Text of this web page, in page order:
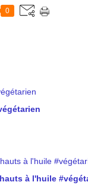
0
à l'huile